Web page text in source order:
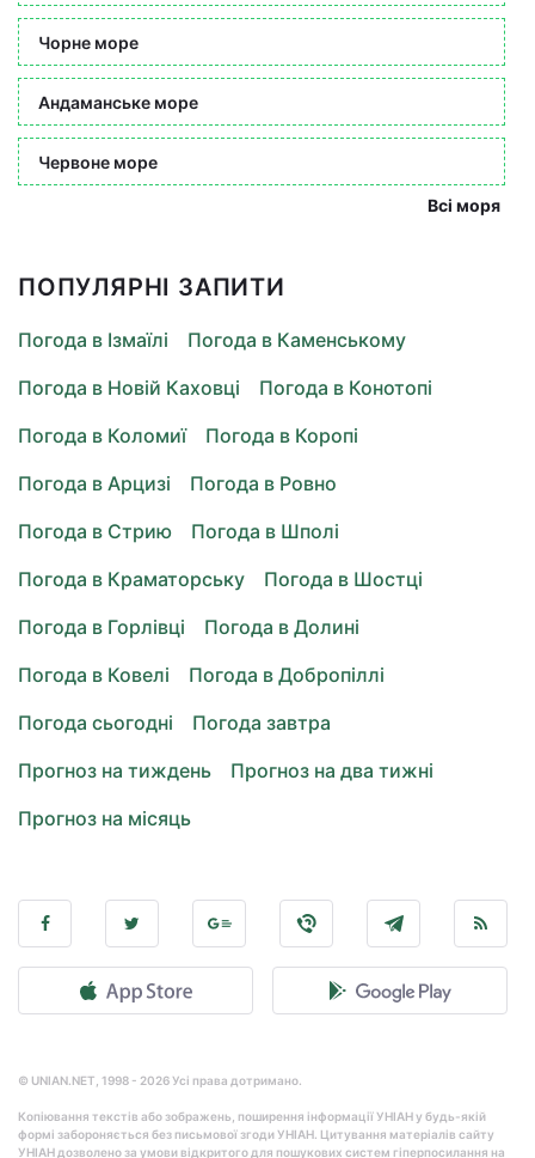
Чорне море
Андаманське море
Червоне море
Всі моря
ПОПУЛЯРНІ ЗАПИТИ
Погода в Ізмаїлі
Погода в Каменському
Погода в Новій Каховці
Погода в Конотопі
Погода в Коломиї
Погода в Коропі
Погода в Арцизі
Погода в Ровно
Погода в Стрию
Погода в Шполі
Погода в Краматорську
Погода в Шостці
Погода в Горлівці
Погода в Долині
Погода в Ковелі
Погода в Добропіллі
Погода сьогодні
Погода завтра
Прогноз на тиждень
Прогноз на два тижні
Прогноз на місяць
© UNIAN.NET, 1998 - 2026 Усі права дотримано.
Копіювання текстів або зображень, поширення інформації УНІАН у будь-якій
формі забороняється без письмової згоди УНІАН. Цитування матеріалів сайту
УНІАН дозволено за умови відкритого для пошукових систем гіперпосилання на